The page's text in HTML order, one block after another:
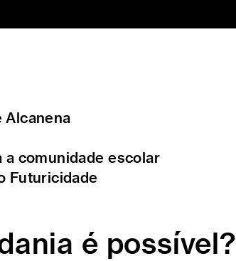
Alcanena
comunidade escolar
Futuricidade
é possível?